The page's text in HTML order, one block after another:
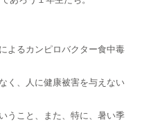
よるカンピロバクター食中毒
く、人に健康被害を与えない
うこと、また、特に、暑い季